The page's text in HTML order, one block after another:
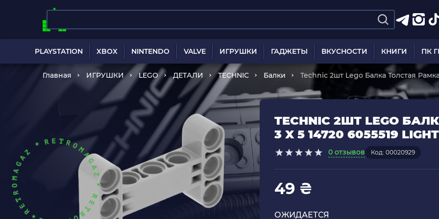
PLAYSTATION XBOX NINTENDO VALVE ИГРУШКИ ГАДЖЕТЫ ВКУСНОСТИ КНИГИ ПК
Главная ИГРУШКИ LEGO ДЕТАЛИ TECHNIC Балки
Technic 2шт Lego Балка Толстая
TECHNIC 2ШТ LEGO
3 X 5 14720 6055519
0 отзывов Код: 00020929
49 ₴
ОЖИДАЕТСЯ